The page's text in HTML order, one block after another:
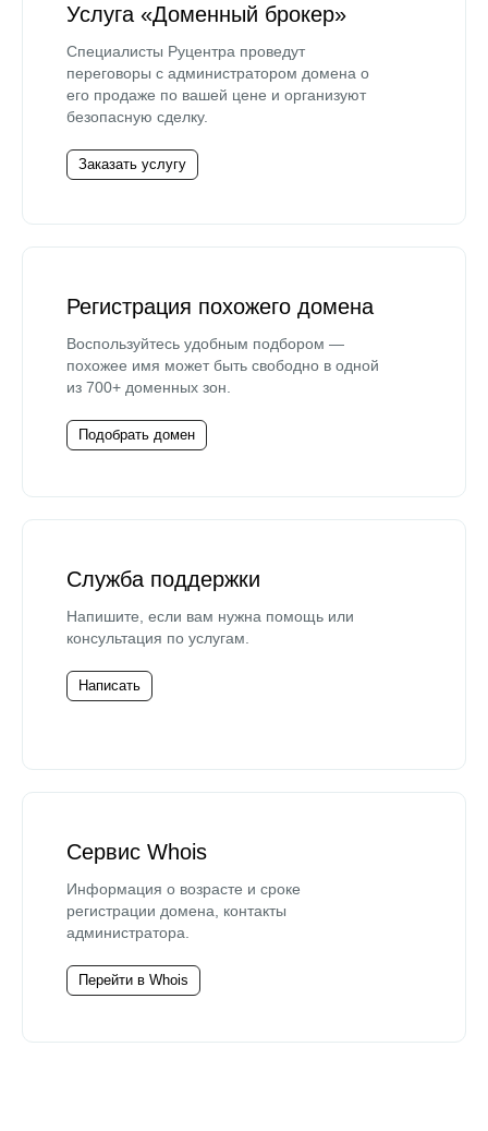
Услуга «Доменный брокер»
Специалисты Руцентра проведут
переговоры с администратором домена о
его продаже по вашей цене и организуют
безопасную сделку.
Заказать услугу
Регистрация похожего домена
Воспользуйтесь удобным подбором —
похожее имя может быть свободно в одной
из 700+ доменных зон.
Подобрать домен
Служба поддержки
Напишите, если вам нужна помощь или
консультация по услугам.
Написать
Сервис Whois
Информация о возрасте и сроке
регистрации домена, контакты
администратора.
Перейти в Whois